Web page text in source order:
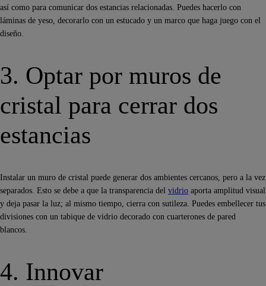
así como para comunicar dos estancias relacionadas. Puedes hacerlo con
láminas de yeso, decorarlo con un estucado y un marco que haga juego con el
diseño.
3. Optar por muros de
cristal para cerrar dos
estancias
Instalar un muro de cristal puede generar dos ambientes cercanos, pero a la vez
separados. Esto se debe a que la transparencia del vidrio aporta amplitud visual
y deja pasar la luz; al mismo tiempo, cierra con sutileza. Puedes embellecer tus
divisiones con un tabique de vidrio decorado con cuarterones de pared
blancos.
4. Innovar